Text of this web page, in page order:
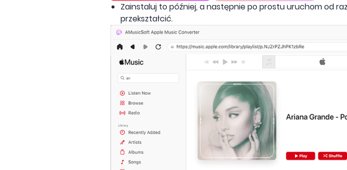
Zainstaluj to później, a następnie po prostu uruchom od
przekształcić.